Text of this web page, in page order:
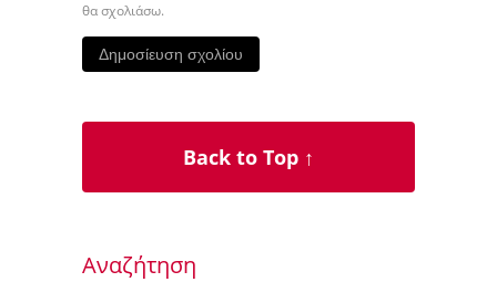
θα σχολιάσω.
Back to Top ↑
Αναζήτηση